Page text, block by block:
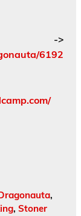
6192
,
, Stoner